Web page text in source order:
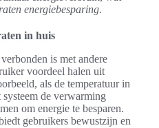
energiebesparing.
in huis
is met andere
voordeel halen uit
als de temperatuur in
de verwarming
om energie te besparen.
gebruikers bewustzijn en